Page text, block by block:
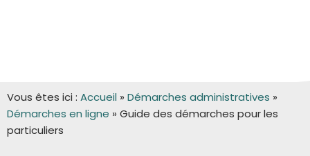
Vous êtes ici : Accueil » Démarches administratives »
Démarches en ligne » Guide des démarches pour les
particuliers